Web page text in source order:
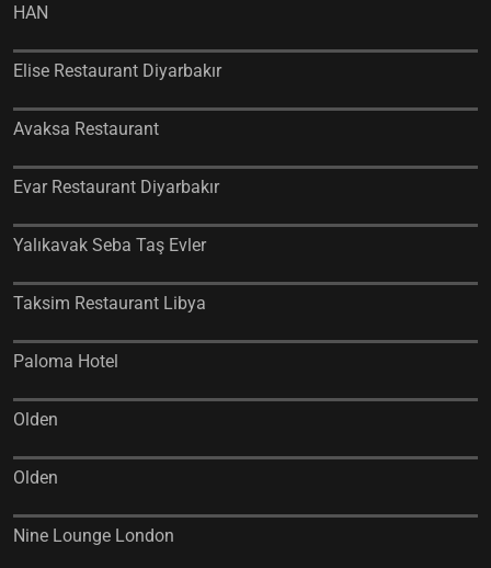
HAN
Elise Restaurant Diyarbakır
Avaksa Restaurant
Evar Restaurant Diyarbakır
Yalıkavak Seba Taş Evler
Taksim Restaurant Libya
Paloma Hotel
Olden
Olden
Nine Lounge London